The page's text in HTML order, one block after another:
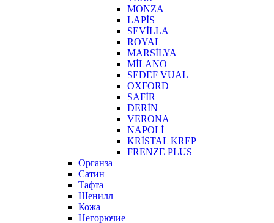
MONZA
LAPİS
SEVİLLA
ROYAL
MARSİLYA
MİLANO
SEDEF VUAL
OXFORD
SAFİR
DERİN
VERONA
NAPOLİ
KRİSTAL KREP
FRENZE PLUS
Органза
Сатин
Тафта
Шенилл
Кожа
Негорючие